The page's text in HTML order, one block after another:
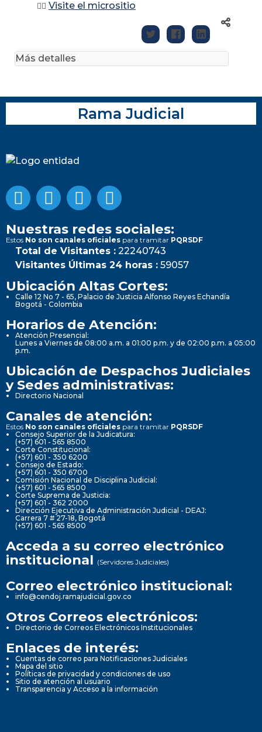
👉🏽 Visite el micrositio
Más detalles
Rama Judicial
Nuestras redes sociales:
Estos No son canales oficiales para tramitar PQRSDF
Total de Visitantes : 22240743
Visitantes Últimas 24 horas : 59057
Ubicación Altas Cortes:
Calle 12 No 7 - 65, Palacio de Justicia Alfonso Reyes Echandía
Bogotá - Colombia
Horarios de Atención:
Atención Presencial:
Lunes a Viernes de 08:00 a.m. a 01:00 p.m. y de 02:00 p.m. a 05:00
p.m.
Ubicación de Despachos Judiciales
y Sedes administrativas:
Directorio Nacional
Canales de atención:
Estos No son canales oficiales para tramitar PQRSDF
Consejo Superior de la Judicatura:
(+57) 601 - 565 8500
Corte Constitucional:
(+57) 601 - 350 6200
Consejo de Estado:
(+57) 601 - 350 6700
Comisión Nacional de Disciplina Judicial:
(+57) 601 - 565 8500
Corte Suprema de Justicia:
(+57) 601 - 362 2000
Dirección Ejecutiva de Administración Judicial - DEAJ:
Carrera 7 # 27-18, Bogotá
(+57) 601 - 565 8500
Acceda a su correo electrónico
institucional (Servidores Judiciales)
Correo electrónico institucional:
info@cendoj.ramajudicial.gov.co
Otros Correos electrónicos:
Directorio de Correos Electrónicos Institucionales
Enlaces de interés:
Cuentas de correo para Notificaciones Judiciales
Mapa del sitio
Políticas de privacidad y condiciones de uso
Sitio de atención al usuario
Transparencia y Acceso a la información